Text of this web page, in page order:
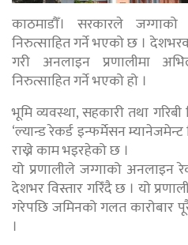
काठमाडौँ। सरकारले
निरुत्साहित गर्ने भएको छ ।
गरी अनलाइन प्रणालीमा
निरुत्साहित गर्ने भएको हो ।
भूमि व्यवस्था, सहकारी तथा
‘ल्यान्ड रेकर्ड इन्फर्मेसन
राख्ने काम भइरहेको छ ।
यो प्रणालीले जग्गाको अनलाइन
देशभर विस्तार गरिँदै छ । यो
गरेपछि जमिनको गलत कारोबार
।